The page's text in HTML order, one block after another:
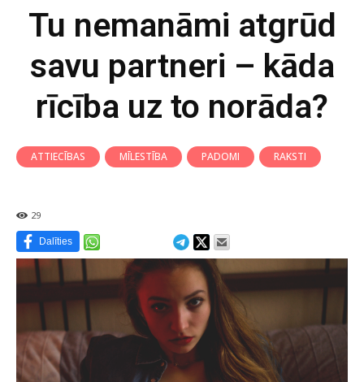
Tu nemanāmi atgrūd
savu partneri – kāda
rīcība uz to norāda?
ATTIECĪBAS MĪLESTĪBA PADOMI RAKSTI
29
Dalīties